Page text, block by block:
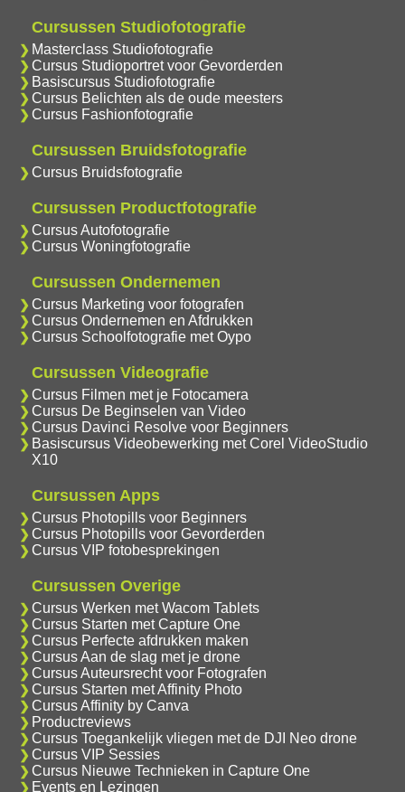
Cursussen Studiofotografie
Masterclass Studiofotografie
Cursus Studioportret voor Gevorderden
Basiscursus Studiofotografie
Cursus Belichten als de oude meesters
Cursus Fashionfotografie
Cursussen Bruidsfotografie
Cursus Bruidsfotografie
Cursussen Productfotografie
Cursus Autofotografie
Cursus Woningfotografie
Cursussen Ondernemen
Cursus Marketing voor fotografen
Cursus Ondernemen en Afdrukken
Cursus Schoolfotografie met Oypo
Cursussen Videografie
Cursus Filmen met je Fotocamera
Cursus De Beginselen van Video
Cursus Davinci Resolve voor Beginners
Basiscursus Videobewerking met Corel VideoStudio
X10
Cursussen Apps
Cursus Photopills voor Beginners
Cursus Photopills voor Gevorderden
Cursus VIP fotobesprekingen
Cursussen Overige
Cursus Werken met Wacom Tablets
Cursus Starten met Capture One
Cursus Perfecte afdrukken maken
Cursus Aan de slag met je drone
Cursus Auteursrecht voor Fotografen
Cursus Starten met Affinity Photo
Cursus Affinity by Canva
Productreviews
Cursus Toegankelijk vliegen met de DJI Neo drone
Cursus VIP Sessies
Cursus Nieuwe Technieken in Capture One
Events en Lezingen